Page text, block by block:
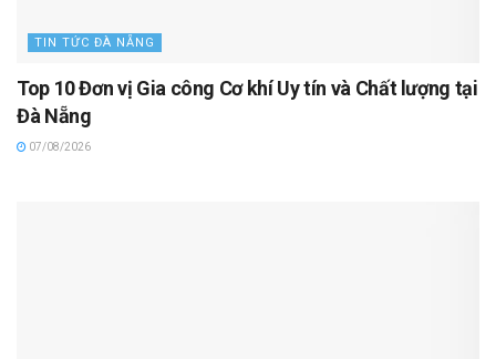
TIN TỨC ĐÀ NẴNG
Top 10 Đơn vị Gia công Cơ khí Uy tín và Chất lượng tại
Đà Nẵng
07/08/2026